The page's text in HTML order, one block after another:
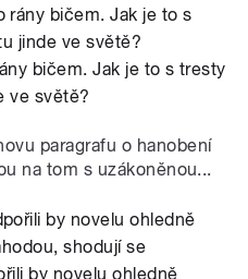
bičem. Jak je to s tresty
ve světě?
paragrafu o hanobení
na tom s uzákoněnou...
by novelu ohledně